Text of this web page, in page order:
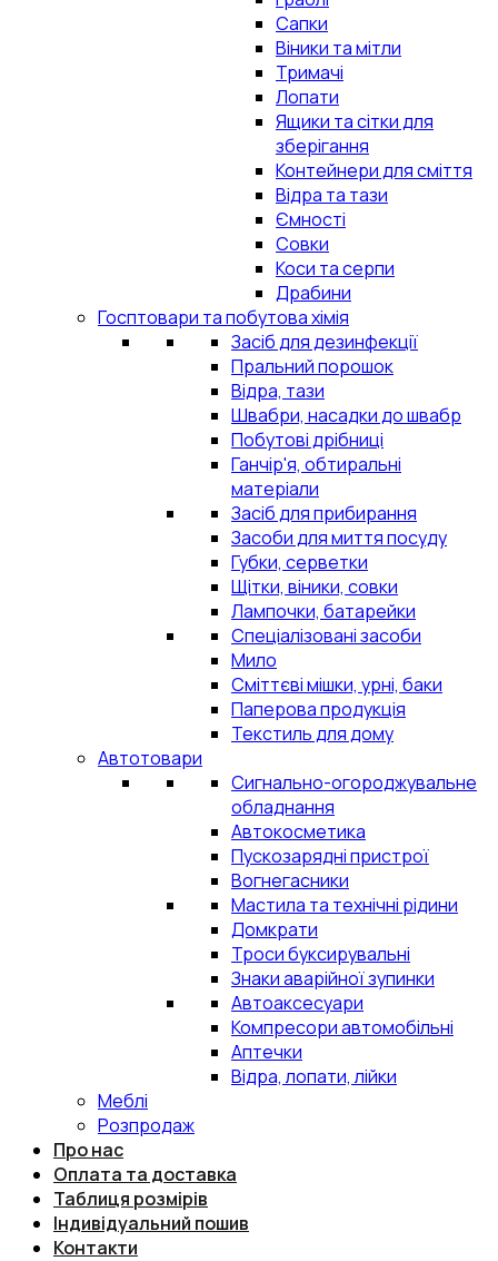
Сапки
Віники та мітли
Тримачі
Лопати
Ящики та сітки для
зберігання
Контейнери для сміття
Відра та тази
Ємності
Совки
Коси та серпи
Драбини
Госптовари та побутова хімія
Засіб для дезинфекції
Пральний порошок
Відра, тази
Швабри, насадки до швабр
Побутові дрібниці
Ганчір'я, обтиральні
матеріали
Засіб для прибирання
Засоби для миття посуду
Губки, серветки
Щітки, віники, совки
Лампочки, батарейки
Спеціалізовані засоби
Мило
Сміттєві мішки, урні, баки
Паперова продукція
Текстиль для дому
Автотовари
Сигнально-огороджувальне
обладнання
Автокосметика
Пускозарядні пристрої
Вогнегасники
Мастила та технічні рідини
Домкрати
Троси буксирувальні
Знаки аварійної зупинки
Автоаксесуари
Компресори автомобільні
Аптечки
Відра, лопати, лійки
Меблі
Розпродаж
Про нас
Оплата та доставка
Таблиця розмірів
Індивідуальний пошив
Контакти